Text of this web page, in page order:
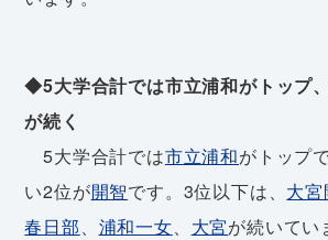
◆5大学合計では市立浦和がトップ
が続く
5大学合計では市立浦和がトップ
い2位が開智です。3位以下は、 大
春日部、 浦和一女、 大宮が続いてい